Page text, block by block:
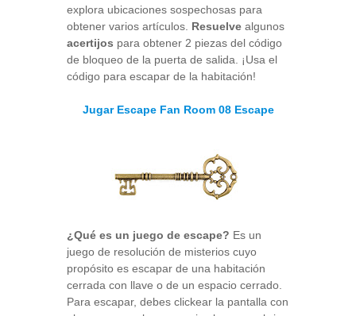
explora ubicaciones sospechosas para
obtener varios artículos. Resuelve algunos
acertijos para obtener 2 piezas del código
de bloqueo de la puerta de salida. ¡Usa el
código para escapar de la habitación!
Jugar Escape Fan Room 08 Escape
¿Qué es un juego de escape? Es un
juego de resolución de misterios cuyo
propósito es escapar de una habitación
cerrada con llave o de un espacio cerrado.
Para escapar, debes clickear la pantalla con